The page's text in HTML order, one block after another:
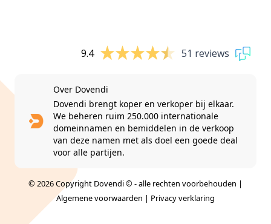
9.4 51 reviews
Over Dovendi
Dovendi brengt koper en verkoper bij elkaar.
We beheren ruim 250.000 internationale
domeinnamen en bemiddelen in de verkoop
van deze namen met als doel een goede deal
voor alle partijen.
© 2026 Copyright Dovendi © - alle rechten voorbehouden |
Algemene voorwaarden | Privacy verklaring